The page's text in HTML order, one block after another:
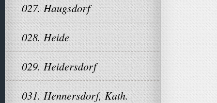
027. Haugsdorf
028. Heide
029. Heidersdorf
031. Hennersdorf, Kath.